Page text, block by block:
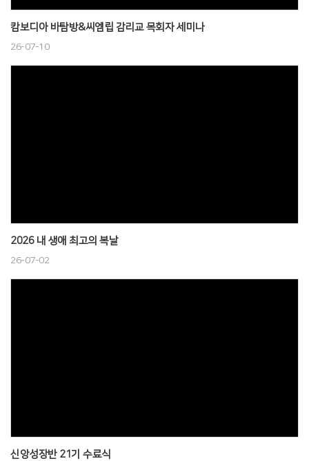
캄보디아 바탐방&씨엠립 감리교 목회자 세미나
26-07-10
2026 내 생애 최고의 복날
26-07-02
신앙성장반 21기 수료식